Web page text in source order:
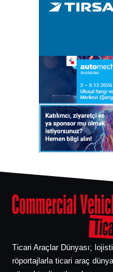
Ticari Araçlar Dünyası;
röportajlarla ticari araç